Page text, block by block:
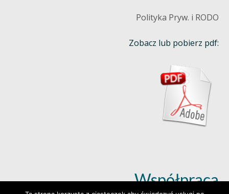
Polityka Pryw. i RODO
Zobacz lub pobierz pdf:
Współpraca